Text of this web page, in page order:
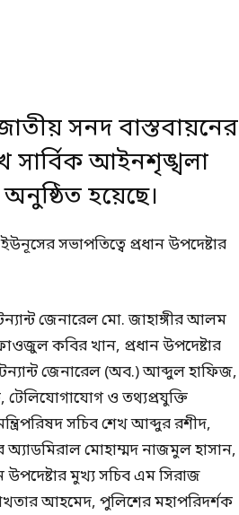
সনদ বাস্তবায়নের
আইনশৃঙ্খলা
হয়েছে।
সভাপতিত্বে প্রধান উপদেষ্টার
জেনারেল মো. জাহাঙ্গীর আলম
কবির খান, প্রধান উপদেষ্টার
জেনারেল (অব.) আব্দুল হাফিজ,
টেলিযোগাযোগ ও তথ্যপ্রযুক্তি
সচিব শেখ আব্দুর রশীদ,
অ্যাডমিরাল মোহাম্মদ নাজমুল হাসান,
উপদেষ্টার মুখ্য সচিব এম সিরাজ
আখতার আহমেদ, পুলিশের মহাপরিদর্শক